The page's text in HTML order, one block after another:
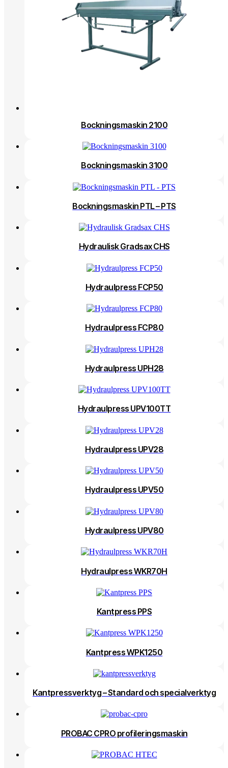
Bockningsmaskin 2100
Bockningsmaskin 3100
Bockningsmaskin PTL – PTS
Hydraulisk Gradsax CHS
Hydraulpress FCP50
Hydraulpress FCP80
Hydraulpress UPH28
Hydraulpress UPV100TT
Hydraulpress UPV28
Hydraulpress UPV50
Hydraulpress UPV80
Hydraulpress WKR70H
Kantpress PPS
Kantpress WPK1250
Kantpressverktyg – Standard och specialverktyg
PROBAC CPRO profileringsmaskin